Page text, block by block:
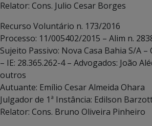
Relator: Cons. Julio Cesar Borges
Recurso Voluntário n. 173/2016
Processo: 11/005402/2015 – Alim n.
Sujeito Passivo: Nova Casa Bahia S/A –
– IE: 28.365.262-4 – Advogados: João
outros
Autuante: Emílio Cesar Almeida Ohara
Julgador de 1ª Instância: Edilson
Relator: Cons. Bruno Oliveira Pinheiro